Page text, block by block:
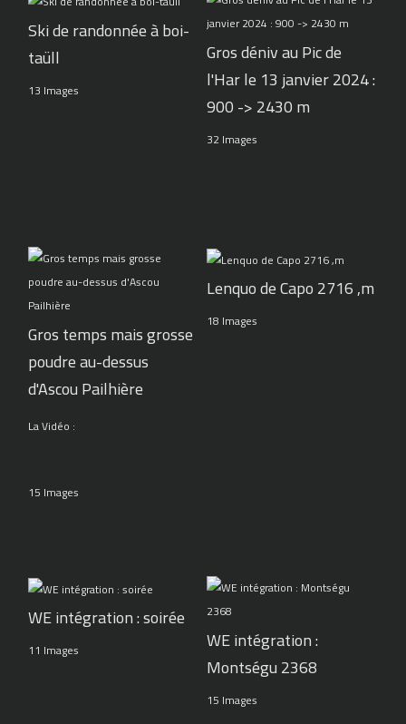
Ski de randonnée à boi-
taüll
13 Images
Gros déniv au Pic de
l'Har le 13 janvier 2024 :
900 -> 2430 m
32 Images
Gros temps mais grosse
poudre au-dessus
d'Ascou Pailhière
La Vidéo :
15 Images
Lenquo de Capo 2716 ,m
18 Images
WE intégration : soirée
11 Images
WE intégration :
Montségu 2368
15 Images